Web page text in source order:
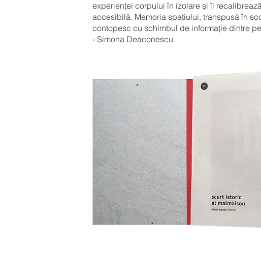
experienței corpului în izolare și îl
accesibilă. Memoria spațiului, transpusă în
contopesc cu schimbul de informație dintre
- Simona Deaconescu